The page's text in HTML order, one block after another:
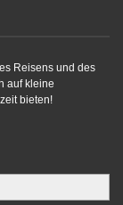
Reisens und des
auf kleine
bieten!